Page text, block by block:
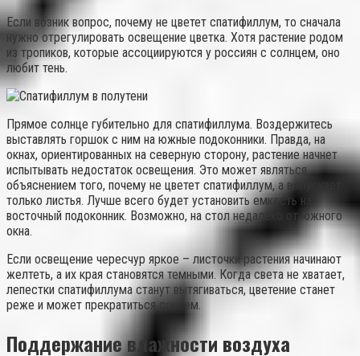
Если возник вопрос, почему не цветет спатифиллум, то сначала
нужно отрегулировать освещение цветка. Хотя растение родом
из тропиков, которые ассоциируются у россиян с солнцем, оно
любит тень.
Прямое солнце губительно для спатифиллума. Воздержитесь
выставлять горшок с ним на южные подоконники. Правда, на
окнах, ориентированных на северную сторону, растение начнет
испытывать недостаток освещения. Это может являться
объяснением того, почему не цветет спатифиллум, а выпускает
только листья. Лучше всего будет установить емкость на
восточный подоконник. Возможно, на стол недалеко от южного
окна.
Если освещение чересчур яркое – листочки растения начинают
желтеть, а их края становятся темными. Когда света не хватает,
лепестки спатифиллума станут вытягиваться, цветение станет
реже и может прекратиться совсем.
Поддержание влажности воздуха